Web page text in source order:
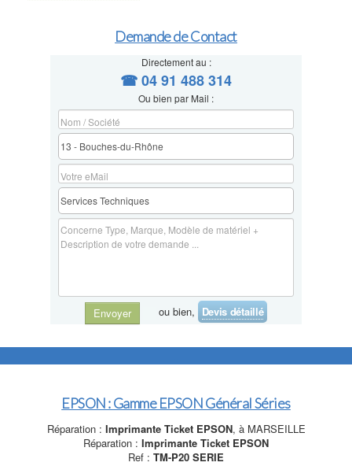
Demande de Contact
Directement au :
☎ 04 91 488 314
Ou bien par Mail :
Envoyer ou bien, Devis détaillé
EPSON : Gamme EPSON Général Séries
Réparation : Imprimante Ticket EPSON, à MARSEILLE
Réparation : Imprimante Ticket EPSON
Ref : TM-P20 SERIE